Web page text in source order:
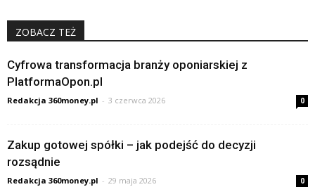
ZOBACZ TEŻ
Cyfrowa transformacja branży oponiarskiej z
PlatformaOpon.pl
Redakcja 360money.pl - 3 czerwca 2026 0
Zakup gotowej spółki – jak podejść do decyzji
rozsądnie
Redakcja 360money.pl - 29 maja 2026 0